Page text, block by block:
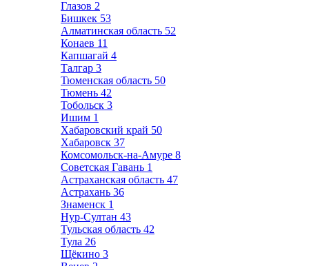
Глазов 2
Бишкек 53
Алматинская область 52
Конаев 11
Капшагай 4
Талгар 3
Тюменская область 50
Тюмень 42
Тобольск 3
Ишим 1
Хабаровский край 50
Хабаровск 37
Комсомольск-на-Амуре 8
Советская Гавань 1
Астраханская область 47
Астрахань 36
Знаменск 1
Нур-Султан 43
Тульская область 42
Тула 26
Щёкино 3